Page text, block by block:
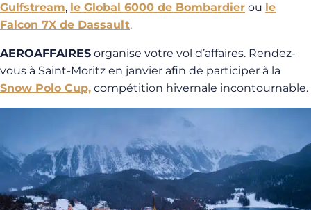
Gulfstream, le Global 6000 de Bombardier ou le
Falcon 7X de Dassault.
AEROAFFAIRES organise votre vol d’affaires. Rendez-
vous à Saint-Moritz en janvier afin de participer à la
Snow Polo Cup, compétition hivernale incontournable.